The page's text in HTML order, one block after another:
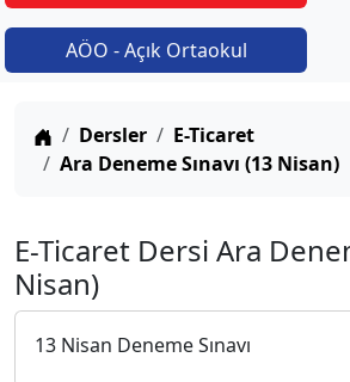
AÖO - Açık Ortaokul
Anasayfa
Dersler
E-Ticaret
Ara Deneme Sınavı (13 Nisan)
E-Ticaret Dersi Ara
Nisan)
13 Nisan Deneme Sınavı